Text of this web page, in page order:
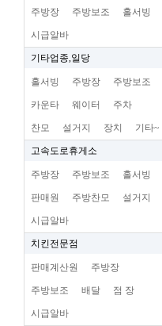
주방장 주방보조 홀서빙
시급알바
기타업종,일당
홀서빙 주방장 주방보조
카운타 웨이터 주차
찬모 설거지 장치 기타~
고속도로휴게소
주방장 주방보조 홀서빙
판매원 주방찬모 설거지
시급알바
치킨전문점
판매계산원 주방장
주방보조 배달 점 장
시급알바